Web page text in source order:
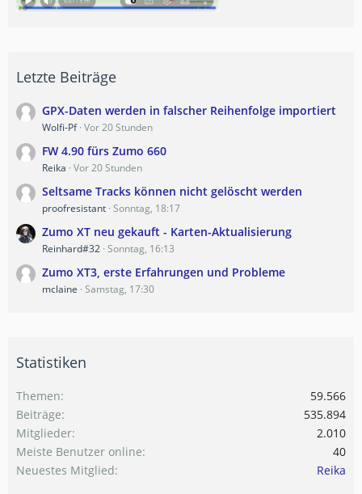
Letzte Beiträge
GPX-Daten werden in falscher Reihenfolge importiert
Wolfi-Pf Vor 20 Stunden
FW 4.90 fürs Zumo 660
Reika Vor 20 Stunden
Seltsame Tracks können nicht gelöscht werden
proofresistant Sonntag, 18:17
Zumo XT neu gekauft - Karten-Aktualisierung
Reinhard#32 Sonntag, 16:13
Zumo XT3, erste Erfahrungen und Probleme
mclaine Samstag, 17:30
Statistiken
Themen
59.566
Beiträge
535.894
Mitglieder
2.010
Meiste Benutzer online
40
Neuestes Mitglied
Reika